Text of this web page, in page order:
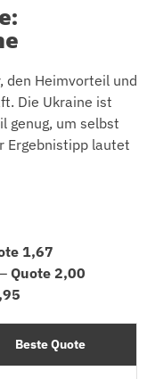
den Heimvorteil und
Die Ukraine ist
genug, um selbst
Ergebnistipp lautet
1,67
Quote 2,00
Beste Quote